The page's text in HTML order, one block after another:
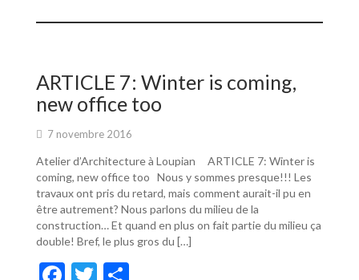
e
o
o
k
itt ta
er
ARTICLE 7: Winter is coming,
new office too
7 novembre 2016
Atelier d’Architecture à Loupian ARTICLE 7: Winter is
coming, new office too Nous y sommes presque!!! Les
travaux ont pris du retard, mais comment aurait-il pu en
être autrement? Nous parlons du milieu de la
construction… Et quand en plus on fait partie du milieu ça
double! Bref, le plus gros du […]